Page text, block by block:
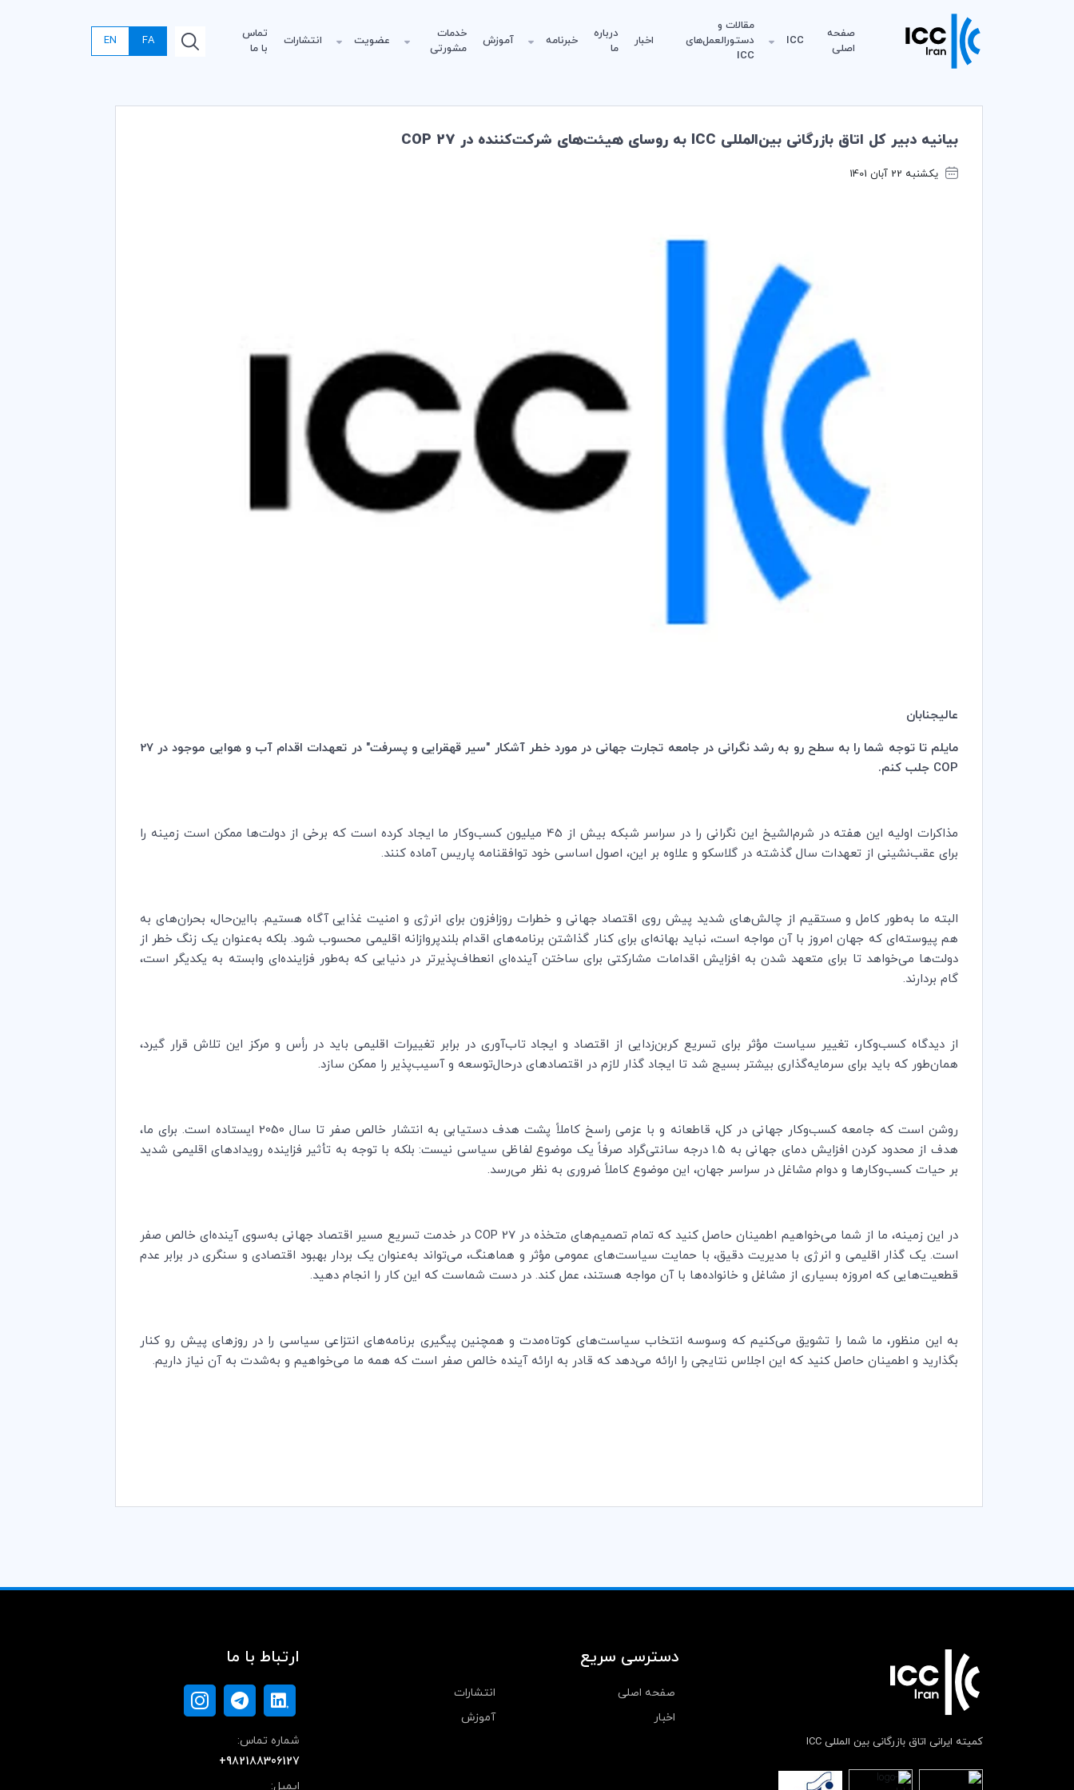
صفحه
اصلی
ICC
مقالات و
دستورالعمل‌های
ICC
اخبار
درباره
ما
خبرنامه آموزش
خدمات
مشورتی
عضویت انتشارات
تماس
با ما
FA
EN
بیانیه دبیر کل اتاق بازرگانی بین‌المللی ICC به روسای هیئت‌های شرکت‌کننده در 27 COP
یکشنبه 22 آبان 1401
عالیجنابان
مایلم تا توجه شما را به سطح رو به رشد نگرانی در جامعه تجارت جهانی در مورد خطر آشکار "سیر قهقرایی و پسرفت" در تعهدات اقدام آب و هوایی موجود در 27
COP جلب کنم.
مذاکرات اولیه این هفته در شرم‌الشیخ این نگرانی را در سراسر شبکه بیش از 45 میلیون کسب‌وکار ما ایجاد کرده است که برخی از دولت‌ها ممکن است زمینه را
برای عقب‌نشینی از تعهدات سال گذشته در گلاسکو و علاوه بر این، اصول اساسی خود توافقنامه پاریس آماده کنند.
البته ما به‌طور کامل و مستقیم از چالش‌های شدید پیش روی اقتصاد جهانی و خطرات روزافزون برای انرژی و امنیت غذایی آگاه هستیم. بااین‌حال، بحران‌های به
هم پیوسته‌ای که جهان امروز با آن مواجه است، نباید بهانه‌ای برای کنار گذاشتن برنامه‌های اقدام بلندپروازانه اقلیمی محسوب شود. بلکه به‌عنوان یک زنگ خطر از
دولت‌ها می‌خواهد تا برای متعهد شدن به افزایش اقدامات مشارکتی برای ساختن آینده‌ای انعطاف‌پذیرتر در دنیایی که به‌طور فزاینده‌ای وابسته به یکدیگر است،
گام بردارند.
از دیدگاه کسب‌وکار، تغییر سیاست مؤثر برای تسریع کربن‌زدایی از اقتصاد و ایجاد تاب‌آوری در برابر تغییرات اقلیمی باید در رأس و مرکز این تلاش قرار گیرد،
همان‌طور که باید برای سرمایه‌گذاری بیشتر بسیج شد تا ایجاد گذار لازم در اقتصادهای درحال‌توسعه و آسیب‌پذیر را ممکن سازد.
روشن است که جامعه کسب‌وکار جهانی در کل، قاطعانه و با عزمی راسخ کاملاً پشت هدف دستیابی به انتشار خالص صفر تا سال 2050 ایستاده است. برای ما،
هدف از محدود کردن افزایش دمای جهانی به 1.5 درجه سانتی‌گراد صرفاً یک موضوع لفاظی سیاسی نیست
:بلکه با توجه به تأثیر فزاینده رویدادهای اقلیمی شدید
بر حیات کسب‌وکارها و دوام مشاغل در سراسر جهان، این موضوع کاملاً ضروری به نظر می‌رسد.
در این زمینه، ما از شما می‌خواهیم اطمینان حاصل کنید که تمام تصمیم‌های متخذه در 27 COP در خدمت تسریع مسیر اقتصاد جهانی به‌سوی آینده‌ای خالص صفر
است. یک گذار اقلیمی و انرژی با مدیریت دقیق، با حمایت سیاست‌های عمومی مؤثر و هماهنگ، می‌تواند به‌عنوان یک بردار بهبود اقتصادی و سنگری در برابر عدم
قطعیت‌هایی که امروزه بسیاری از مشاغل و خانواده‌ها با آن مواجه هستند، عمل کند. در دست شماست که این کار را انجام دهید.
به این منظور، ما شما را تشویق می‌کنیم که وسوسه انتخاب سیاست‌های کوتاه‌مدت و همچنین پیگیری برنامه‌های انتزاعی سیاسی را در روزهای پیش رو کنار
بگذارید و اطمینان حاصل کنید که این اجلاس نتایجی را ارائه می‌دهد که قادر به ارائه آینده خالص صفر است که همه ما می‌خواهیم و به‌شدت به آن نیاز داریم.
کمیته ایرانی اتاق بازرگانی بین المللی ICC
دسترسی سریع
صفحه اصلی
انتشارات
اخبار
آموزش
ارتباط با ما
شماره تماس:
+982188306127
ایمیل: